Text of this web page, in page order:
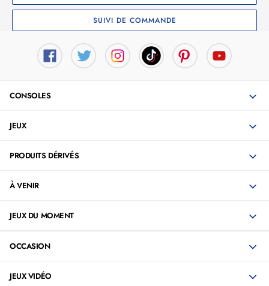
SUIVI DE COMMANDE
CONSOLES
JEUX
PRODUITS DÉRIVÉS
À VENIR
JEUX DU MOMENT
OCCASION
JEUX VIDÉO